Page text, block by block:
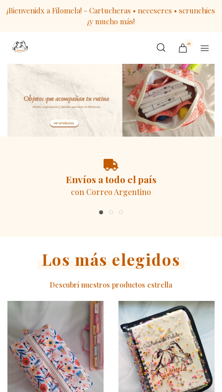
¡Bienvenidx a Filomela! - Cartucheras • neceseres • scrunchies
¡y mucho más!
0
Envíos a todo el país
con Correo Argentino
Los más elegidos
Descubrí nuestros productos estrella